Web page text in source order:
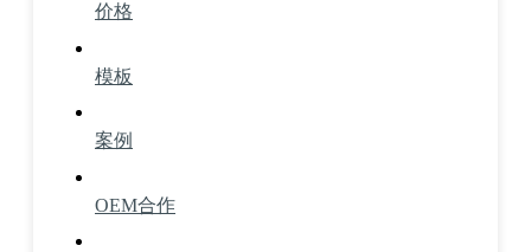
价格
模板
案例
OEM合作